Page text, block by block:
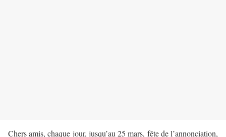
Chers amis, chaque jour, jusqu’au 25 mars, fête de l’annonciation,